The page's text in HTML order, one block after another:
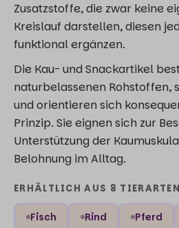
Zusatzstoffe, die zwar keine
Kreislauf darstellen, diesen
funktional ergänzen.
Die Kau- und Snackartikel
naturbelassenen Rohstoffen,
und orientieren sich
Prinzip. Sie eignen sich zur
Unterstützung der
Belohnung im Alltag.
ERHÄLTLICH AUS 8 TIERARTEN
Fisch Rind Pferd